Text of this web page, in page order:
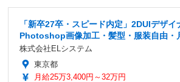
「新卒27卒・スピード内定」2DUIデザイ
Photoshop画像加工・髪型・服装自由・
株式会社ELシステム
東京都
月給25万3,400円～32万円